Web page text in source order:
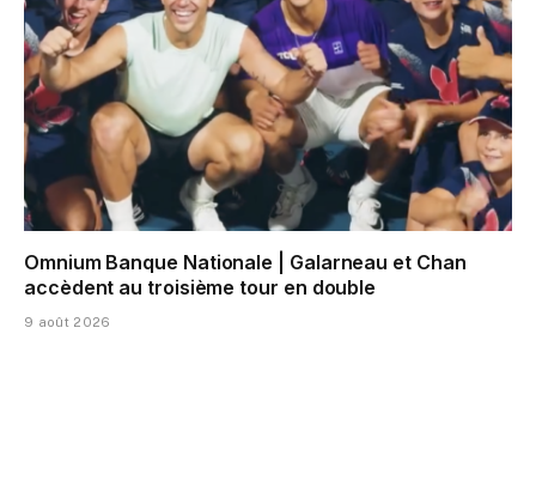
Omnium Banque Nationale | Galarneau et Chan
accèdent au troisième tour en double
9 août 2026